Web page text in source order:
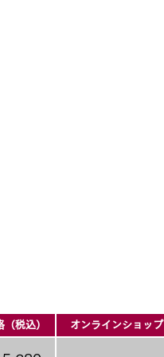
（税込） オンラインショップ